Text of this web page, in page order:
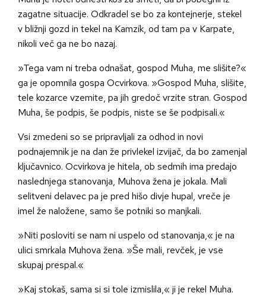
zagatne situacije. Odkradel se bo za kontejnerje, stekel
v bližnji gozd in tekel na Kamzík, od tam pa v Karpate,
nikoli več ga ne bo nazaj.
»Tega vam ni treba odnašat, gospod Muha, me slišite?«
ga je opomnila gospa Ocvirkova. »Gospod Muha, slišite,
tele kozarce vzemite, pa jih gredoč vrzite stran. Gospod
Muha, še podpis, še podpis, niste se še podpisali.«
Vsi zmedeni so se pripravljali za odhod in novi
podnajemnik je na dan že privlekel izvijač, da bo zamenjal
ključavnico. Ocvirkova je hitela, ob sedmih ima predajo
naslednjega stanovanja, Muhova žena je jokala. Mali
selitveni delavec pa je pred hišo divje hupal, vreče je
imel že naložene, samo še potniki so manjkali.
»Niti posloviti se nam ni uspelo od stanovanja,« je na
ulici smrkala Muhova žena. »Še mali, revček, je vse
skupaj prespal.«
»Kaj stokaš, sama si si tole izmislila,« ji je rekel Muha.